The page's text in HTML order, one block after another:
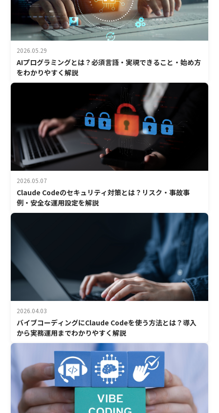
2026.05.29
AIプログラミングとは？必須言語・実現できること・始め方
をわかりやすく解説
2026.05.07
Claude Codeのセキュリティ対策とは？リスク・事故事
例・安全な運用設定を解説
2026.04.03
バイブコーディングにClaude Codeを使う方法とは？導入
から実務運用までわかりやすく解説